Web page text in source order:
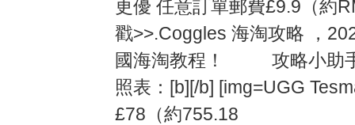
更優 任意訂單郵費£9.9（約
戳>>.Coggles 海淘攻略 ，
國海淘教程！ 攻略小助
照表：[b][/b] [img=UGG
£78（約755.18